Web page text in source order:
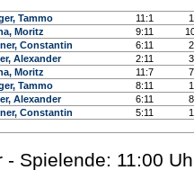
Tammo 11:1
Moritz 9:11
Constantin 6:11
Alexander 2:11
Moritz 11:7
Tammo 8:11
Alexander 6:11
Constantin 5:11
Spielende: 11:00